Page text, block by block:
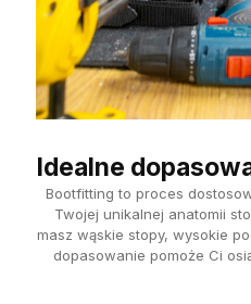
Idealne
Bootfitting to proces
Twojej unikalnej anatomii
masz wąskie stopy, wysokie
dopasowanie pomoże Ci